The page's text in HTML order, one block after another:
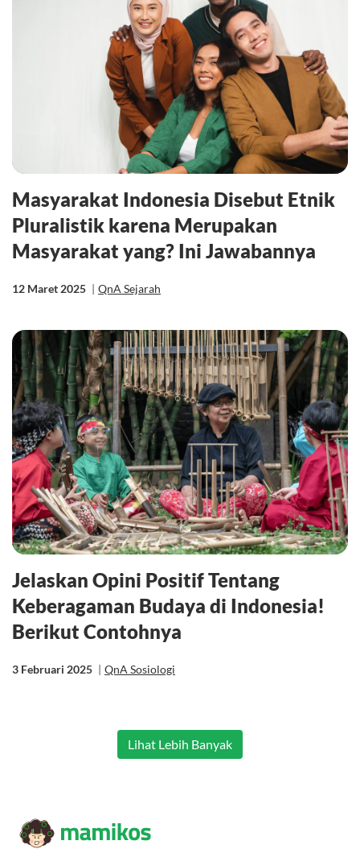
Masyarakat Indonesia Disebut Etnik
Pluralistik karena Merupakan
Masyarakat yang? Ini Jawabannya
12 Maret 2025 | QnA Sejarah
Jelaskan Opini Positif Tentang
Keberagaman Budaya di Indonesia!
Berikut Contohnya
3 Februari 2025 | QnA Sosiologi
Lihat Lebih Banyak